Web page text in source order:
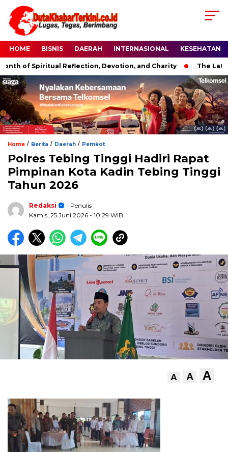
HOME BISNIS DAERAH INTERNASIONAL KESEHATAN
of Spiritual Reflection, Devotion, and Charity The Latest
Home / Berita / Daerah / Pemkot
Polres Tebing Tinggi Hadiri Rapat
Pimpinan Kota Kadin Tebing Tinggi
Tahun 2026
Redaksi
- Penulis
Kamis, 25 Juni 2026 - 10:29 WIB
A A A